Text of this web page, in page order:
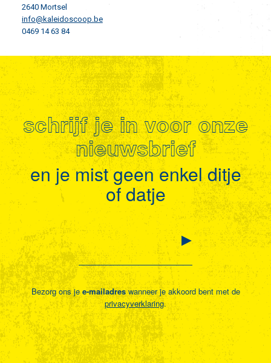
2640 Mortsel
info@kaleidoscoop.be
0469 14 63 84
schrijf je in voor onze
nieuwsbrief
en je mist geen enkel ditje
of datje
Bezorg ons je e-mailadreswanneer je akkoord bent met de
privacyverklaring.